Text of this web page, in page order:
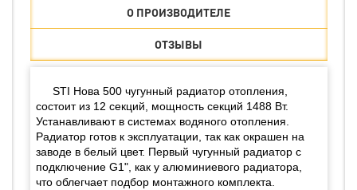
О ПРОИЗВОДИТЕЛЕ
ОТЗЫВЫ
STI Нова 500 чугунный радиатор отопления,
состоит из 12 секций, мощность секций 1488 Вт.
Устанавливают в системах водяного отопления.
Радиатор готов к эксплуатации, так как окрашен на
заводе в белый цвет. Первый чугунный радиатор с
подключение G1", как у алюминиевого радиатора,
что облегчает подбор монтажного комплекта.